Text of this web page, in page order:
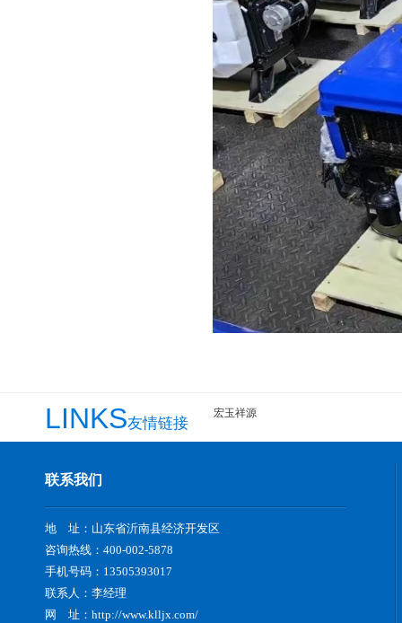
LINKS友情链接
宏玉祥源
联系我们
地 址：山东省沂南县经济开发区
咨询热线：400-002-5878
手机号码：13505393017
联系人：李经理
网 址： http://www.klljx.com/